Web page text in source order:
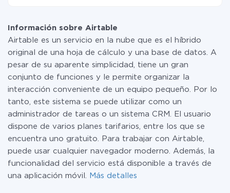
manera segura un plan de tarifa gratuita o cambiar a
uno de pago, si es necesario. Más detalles sobre
tarifas .
Información sobre Airtable
Airtable es un servicio en la nube que es el híbrido
original de una hoja de cálculo y una base de datos. A
pesar de su aparente simplicidad, tiene un gran
conjunto de funciones y le permite organizar la
interacción conveniente de un equipo pequeño. Por lo
tanto, este sistema se puede utilizar como un
administrador de tareas o un sistema CRM. El usuario
dispone de varios planes tarifarios, entre los que se
encuentra uno gratuito. Para trabajar con Airtable,
puede usar cualquier navegador moderno. Además, la
funcionalidad del servicio está disponible a través de
una aplicación móvil.
Más detalles